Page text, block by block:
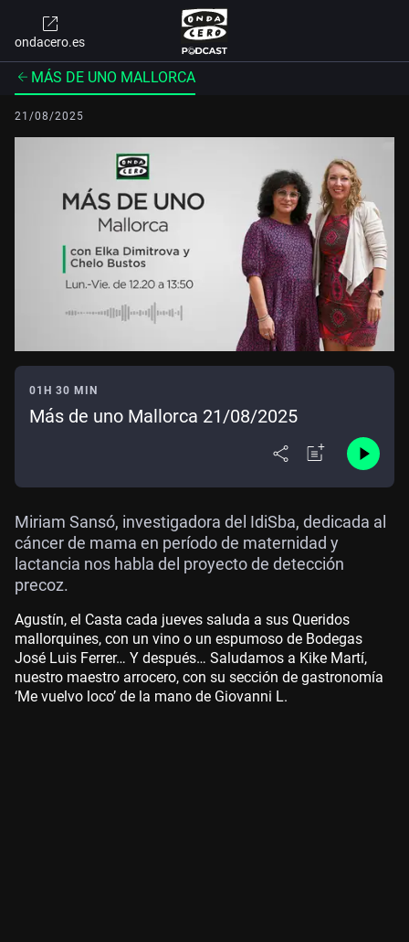
ondacero.es
MÁS DE UNO MALLORCA
21/08/2025
01H 30 MIN
Más de uno Mallorca 21/08/2025
Miriam Sansó, investigadora del IdiSba, dedicada al
cáncer de mama en período de maternidad y
lactancia nos habla del proyecto de detección
precoz.
Agustín, el Casta cada jueves saluda a sus Queridos
mallorquines, con un vino o un espumoso de Bodegas
José Luis Ferrer… Y después… Saludamos a Kike Martí,
nuestro maestro arrocero, con su sección de gastronomía
‘Me vuelvo loco’ de la mano de Giovanni L.